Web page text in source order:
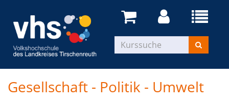
Gesellschaft - Politik - Umwelt